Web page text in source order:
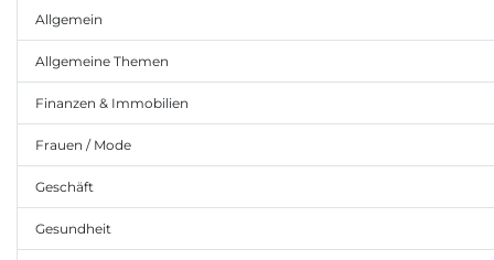
Allgemein
Allgemeine Themen
Finanzen & Immobilien
Frauen / Mode
Geschäft
Gesundheit